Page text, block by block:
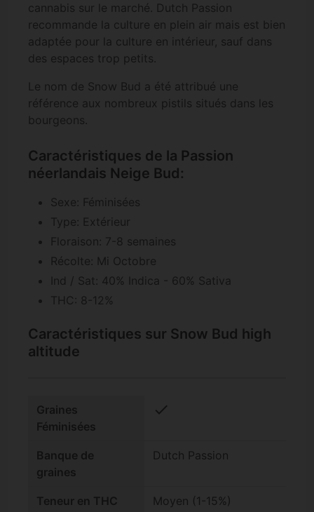
cannabis sur le marché. Dutch Passion
recommande la culture en plein air mais est bien
adaptée pour la culture en intérieur, sauf dans
des espaces trop petits.
Le nom de Snow Bud a été attribué une
référence aux nombreux pistils situés dans les
bourgeons.
Caractéristiques de la Passion
néerlandais Neige Bud:
Sexe: Féminisées
Type: Extérieur
Floraison: 7-8 semaines
Récolte: Mi Octobre
Ind / Sat: 40% Indica - 60% Sativa
THC: 8-12%
Caractéristiques sur Snow Bud high
altitude
Graines
Féminisées
check
Banque de
graines
Dutch Passion
Teneur en THC Moyen (1-15%)